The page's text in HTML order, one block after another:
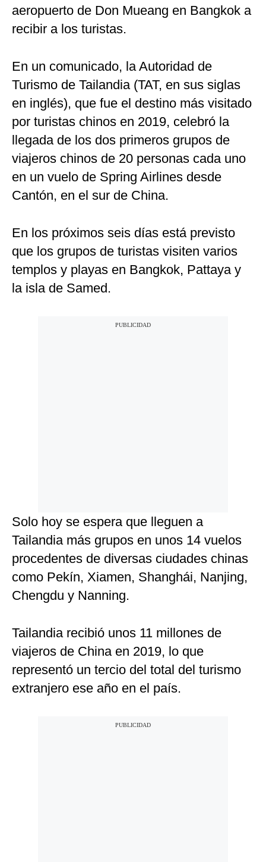
aeropuerto de Don Mueang en Bangkok a
recibir a los turistas.
En un comunicado, la Autoridad de
Turismo de Tailandia (TAT, en sus siglas
en inglés), que fue el destino más visitado
por turistas chinos en 2019, celebró la
llegada de los dos primeros grupos de
viajeros chinos de 20 personas cada uno
en un vuelo de Spring Airlines desde
Cantón, en el sur de China.
En los próximos seis días está previsto
que los grupos de turistas visiten varios
templos y playas en Bangkok, Pattaya y
la isla de Samed.
Solo hoy se espera que lleguen a
Tailandia más grupos en unos 14 vuelos
procedentes de diversas ciudades chinas
como Pekín, Xiamen, Shanghái, Nanjing,
Chengdu y Nanning.
Tailandia recibió unos 11 millones de
viajeros de China en 2019, lo que
representó un tercio del total del turismo
extranjero ese año en el país.